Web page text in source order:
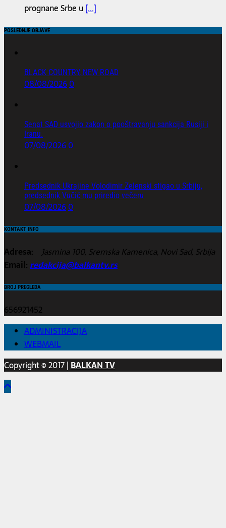
prognane Srbe u[...]
POSLEDNJE OBJAVE
BLACK COUNTRY, NEW ROAD
08/08/20260
Senat SAD usvojio zakon o pooštravanju sankcija Rusiji i
Iranu.
07/08/20260
Predsednik Ukrajine Volodimir Zelenski stigao u Srbiju,
predsednik Vučić mu priredio večeru
07/08/20260
KONTAKT INFO
Adresa:
Jasmina 100, Sremska Kamenica, Novi Sad, Srbija
Email: redakcija@balkantv.rs
BROJ PREGLEDA
656921452
ADMINISTRACIJA
WEBMAIL
Copyright © 2017 | BALKAN TV